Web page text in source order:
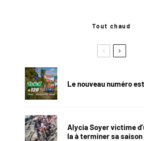
Tout chaud
Le nouveau numéro
Alycia Soyer victime
la à terminer sa saison